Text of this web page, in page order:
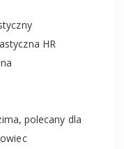
HR
polecany dla